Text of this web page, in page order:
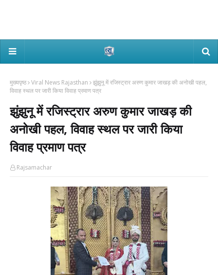
मुख्यपृष्ठ Viral News Rajasthan
झुंझुनू में रजिस्ट्रार अरुण कुमार जाखड़ की अनोखी पहल,
विवाह स्थल पर जारी किया विवाह प्रमाण पत्र
झुंझुनू में रजिस्ट्रार अरुण कुमार जाखड़ की
अनोखी पहल, विवाह स्थल पर जारी किया
विवाह प्रमाण पत्र
Rajsamachar